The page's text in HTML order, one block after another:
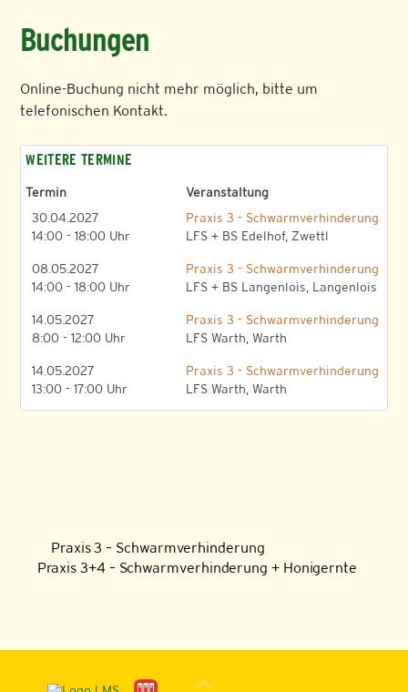
Buchungen
Online-Buchung nicht mehr möglich, bitte um
telefonischen Kontakt.
WEITERE TERMINE
Termin
Veranstaltung
30.04.2027
14:00 - 18:00 Uhr
Praxis 3 - Schwarmverhinderung
LFS + BS Edelhof, Zwettl
08.05.2027
14:00 - 18:00 Uhr
Praxis 3 - Schwarmverhinderung
LFS + BS Langenlois, Langenlois
14.05.2027
8:00 - 12:00 Uhr
Praxis 3 - Schwarmverhinderung
LFS Warth, Warth
14.05.2027
13:00 - 17:00 Uhr
Praxis 3 - Schwarmverhinderung
LFS Warth, Warth
Praxis 3 – Schwarmverhinderung
Praxis 3+4 – Schwarmverhinderung + Honigernte
Back